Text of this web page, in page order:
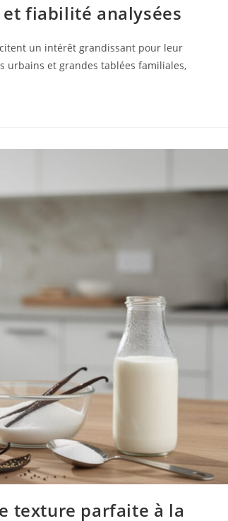
fiabilité analysées
un intérêt grandissant pour leur
urbains et grandes tablées familiales,
texture parfaite à la